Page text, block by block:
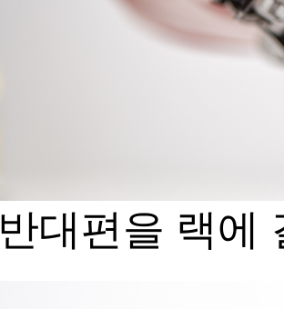
반대편을 랙에